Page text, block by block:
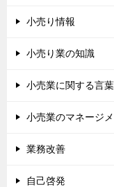
小売り情報
小売り業の知識
小売業に関する言葉
小売業のマネージ
業務改善
自己啓発